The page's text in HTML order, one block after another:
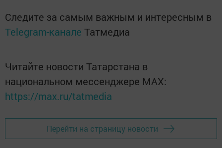
Следите за самым важным и интересным в
Telegram-канале Татмедиа
Читайте новости Татарстана в
национальном мессенджере MАХ:
https://max.ru/tatmedia
Перейти на страницу новости